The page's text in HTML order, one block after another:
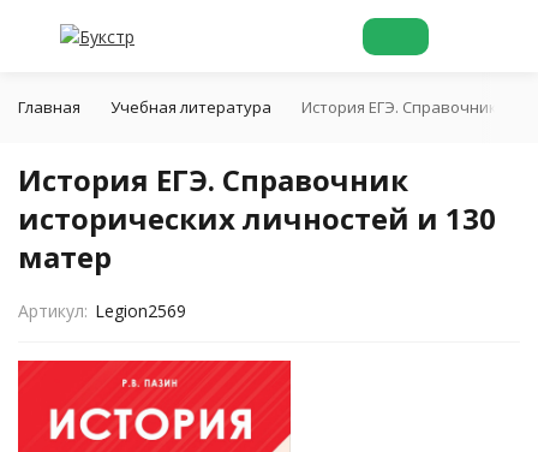
Главная Учебная литература История ЕГЭ. Справочник
История ЕГЭ. Справочник
исторических личностей и 130
матер
Артикул: Legion2569